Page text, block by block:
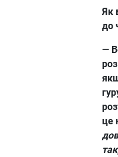
Як
до
—
це